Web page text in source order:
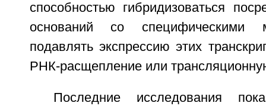
способностью гибридизоваться
оснований со
подавлять экспрессию этих
РНК-расщепление или
Последние исследования